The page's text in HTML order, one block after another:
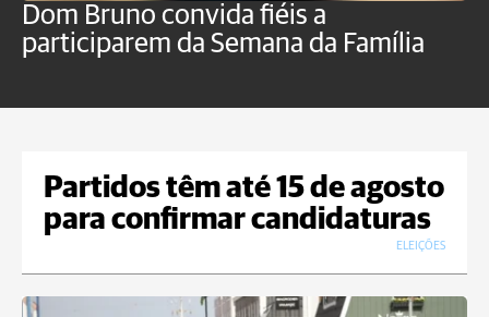
Dom Bruno convida fiéis a
participarem da Semana da Família
Partidos têm até 15 de agosto
para confirmar candidaturas
ELEIÇÕES